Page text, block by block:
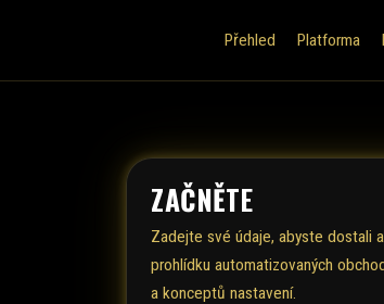
Přehled Platforma
ZAČNĚTE
Zadejte své údaje, abyste dostali
prohlídku automatizovaných
a konceptů nastavení.